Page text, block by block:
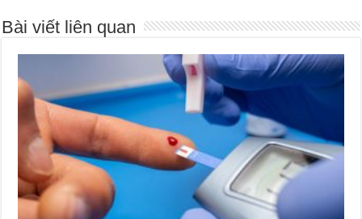
Bài viết liên quan